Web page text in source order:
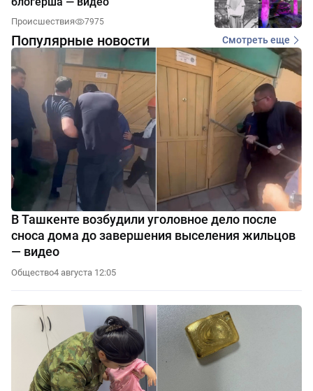
Происшествия 7975
Популярные новости Смотреть еще
В Ташкенте возбудили уголовное дело после
сноса дома до завершения выселения жильцов
— видео
Общество4 августа 12:05